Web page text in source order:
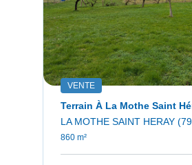
VENTE
LA MOTHE SAINT HERAY
860 m²